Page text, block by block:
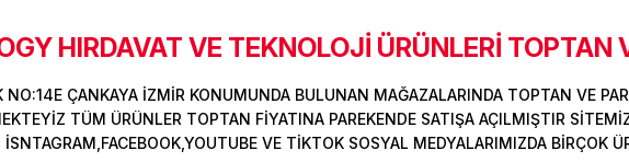
HIRDAVAT VE TEKNOLOJİ ÜRÜNLERİ TOPTAN
ÇANKAYA İZMİR KONUMUNDA BULUNAN MAĞAZALARINDA TOPTAN VE
TÜM ÜRÜNLER TOPTAN FİYATINA PAREKENDE SATIŞA AÇILMIŞTIR
VE TİKTOK SOSYAL MEDYALARIMIZDA BİRÇOK